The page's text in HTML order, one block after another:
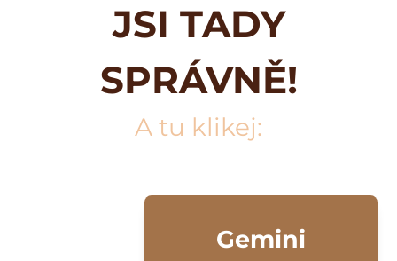
JSI TADY
SPRÁVNĚ!
A tu klikej:
Gemini